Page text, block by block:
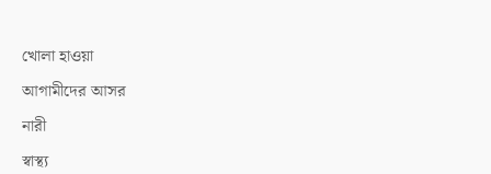
খোলা হাওয়া
আগামীদের আসর
নারী
স্বাস্থ্য